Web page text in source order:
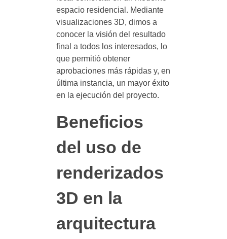
espacio residencial. Mediante
visualizaciones 3D, dimos a
conocer la visión del resultado
final a todos los interesados, lo
que permitió obtener
aprobaciones más rápidas y, en
última instancia, un mayor éxito
en la ejecución del proyecto.
Beneficios
del uso de
renderizados
3D en la
arquitectura